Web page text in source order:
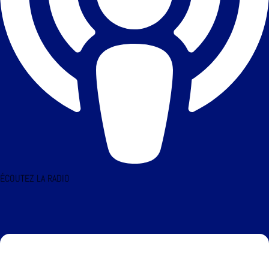
ÉCOUTEZ LA RADIO